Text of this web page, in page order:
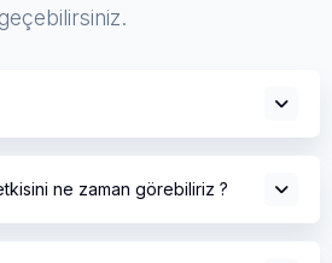
geçebilirsiniz.
etkisini ne zaman görebiliriz ?